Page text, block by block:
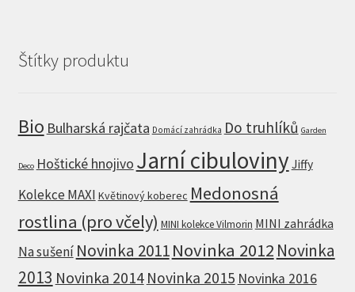
Štítky produktu
Bio Bulharská rajčata Domácí zahrádka Do truhlíků Garden
Deco Hoštické hnojivo Jarní cibuloviny Jiffy
Kolekce MAXI Květinový koberec Medonosná
rostlina (pro včely) MINI kolekce Vilmorin MINI zahrádka
Na sušení Novinka 2011Novinka 2012 Novinka
2013 Novinka 2014 Novinka 2015 Novinka 2016